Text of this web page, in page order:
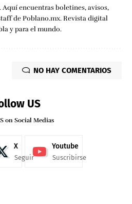
encuentras boletines, avisos,
de Poblano.mx. Revista digital
y para el mundo.
NO HAY COMENTARIOS
US
on Social Medias
X
Seguir
Youtube
Suscribirse